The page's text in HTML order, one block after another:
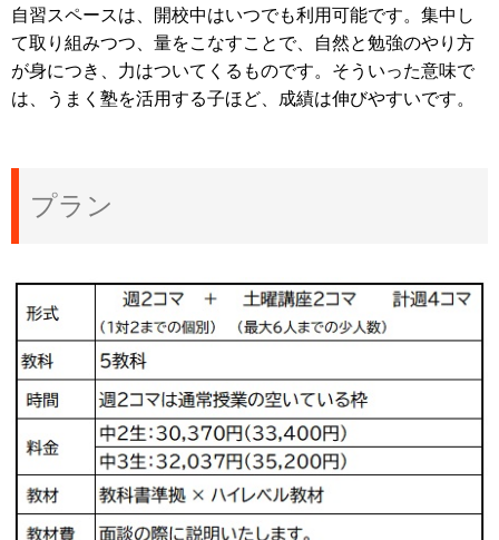
自習スペースは、開校中はいつでも利用可能です。集中し
て取り組みつつ、量をこなすことで、自然と勉強のやり方
が身につき、力はついてくるものです。そういった意味で
は、うまく塾を活用する子ほど、成績は伸びやすいです。
プラン